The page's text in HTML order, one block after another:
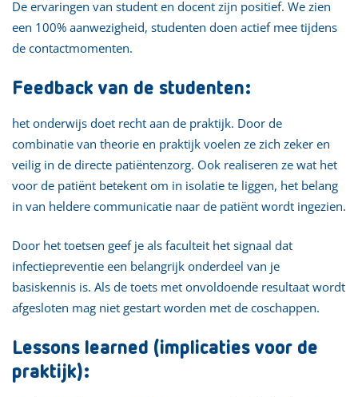
De ervaringen van student en docent zijn positief. We zien
een 100% aanwezigheid, studenten doen actief mee tijdens
de contactmomenten.
Feedback van de studenten:
het onderwijs doet recht aan de praktijk. Door de
combinatie van theorie en praktijk voelen ze zich zeker en
veilig in de directe patiëntenzorg. Ook realiseren ze wat het
voor de patiënt betekent om in isolatie te liggen, het belang
in van heldere communicatie naar de patiënt wordt ingezien.
Door het toetsen geef je als faculteit het signaal dat
infectiepreventie een belangrijk onderdeel van je
basiskennis is. Als de toets met onvoldoende resultaat wordt
afgesloten mag niet gestart worden met de coschappen.
Lessons learned (implicaties voor de
praktijk):